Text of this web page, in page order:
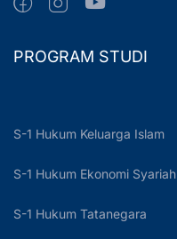
PROGRAM STUDI
S-1 Hukum Keluarga Islam
S-1 Hukum Ekonomi Syariah
S-1 Hukum Tatanegara